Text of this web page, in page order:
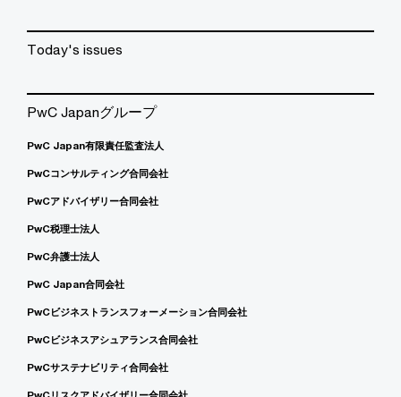
Today's issues
PwC Japanグループ
PwC Japan有限責任監査法人
PwCコンサルティング合同会社
PwCアドバイザリー合同会社
PwC税理士法人
PwC弁護士法人
PwC Japan合同会社
PwCビジネストランスフォーメーション合同会社
PwCビジネスアシュアランス合同会社
PwCサステナビリティ合同会社